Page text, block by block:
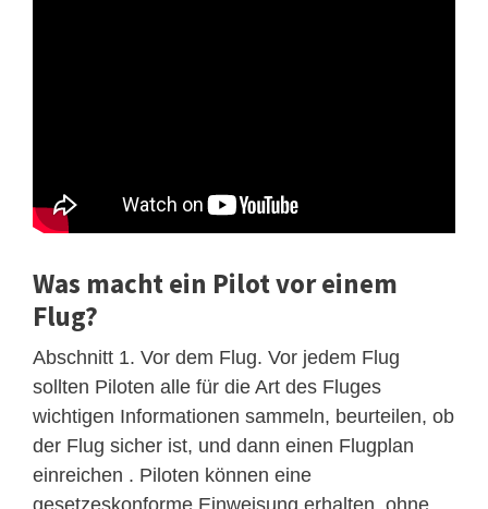
Was macht ein Pilot vor einem
Flug?
Abschnitt 1. Vor dem Flug. Vor jedem Flug
sollten Piloten alle für die Art des Fluges
wichtigen Informationen sammeln, beurteilen, ob
der Flug sicher ist, und dann einen Flugplan
einreichen . Piloten können eine
gesetzeskonforme Einweisung erhalten, ohne